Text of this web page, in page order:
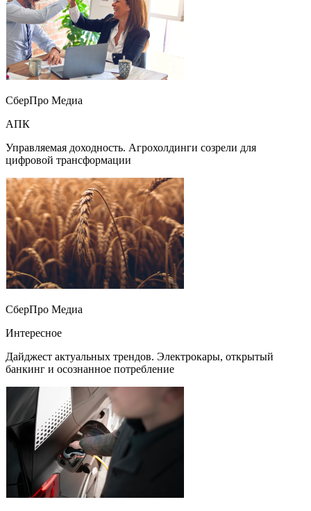
СберПро Медиа
АПК
Управляемая доходность. Агрохолдинги созрели для
цифровой трансформации
СберПро Медиа
Интересное
Дайджест актуальных трендов. Электрокары, открытый
банкинг и осознанное потребление